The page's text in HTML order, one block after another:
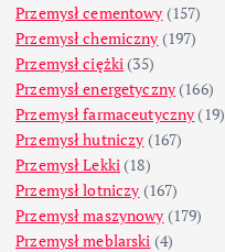
Przemysł cementowy (157)
Przemysł chemiczny (197)
Przemysł ciężki (35)
Przemysł energetyczny (166)
Przemysł farmaceutyczny (19)
Przemysł hutniczy (167)
Przemysł Lekki (18)
Przemysł lotniczy (167)
Przemysł maszynowy (179)
Przemysł meblarski (4)